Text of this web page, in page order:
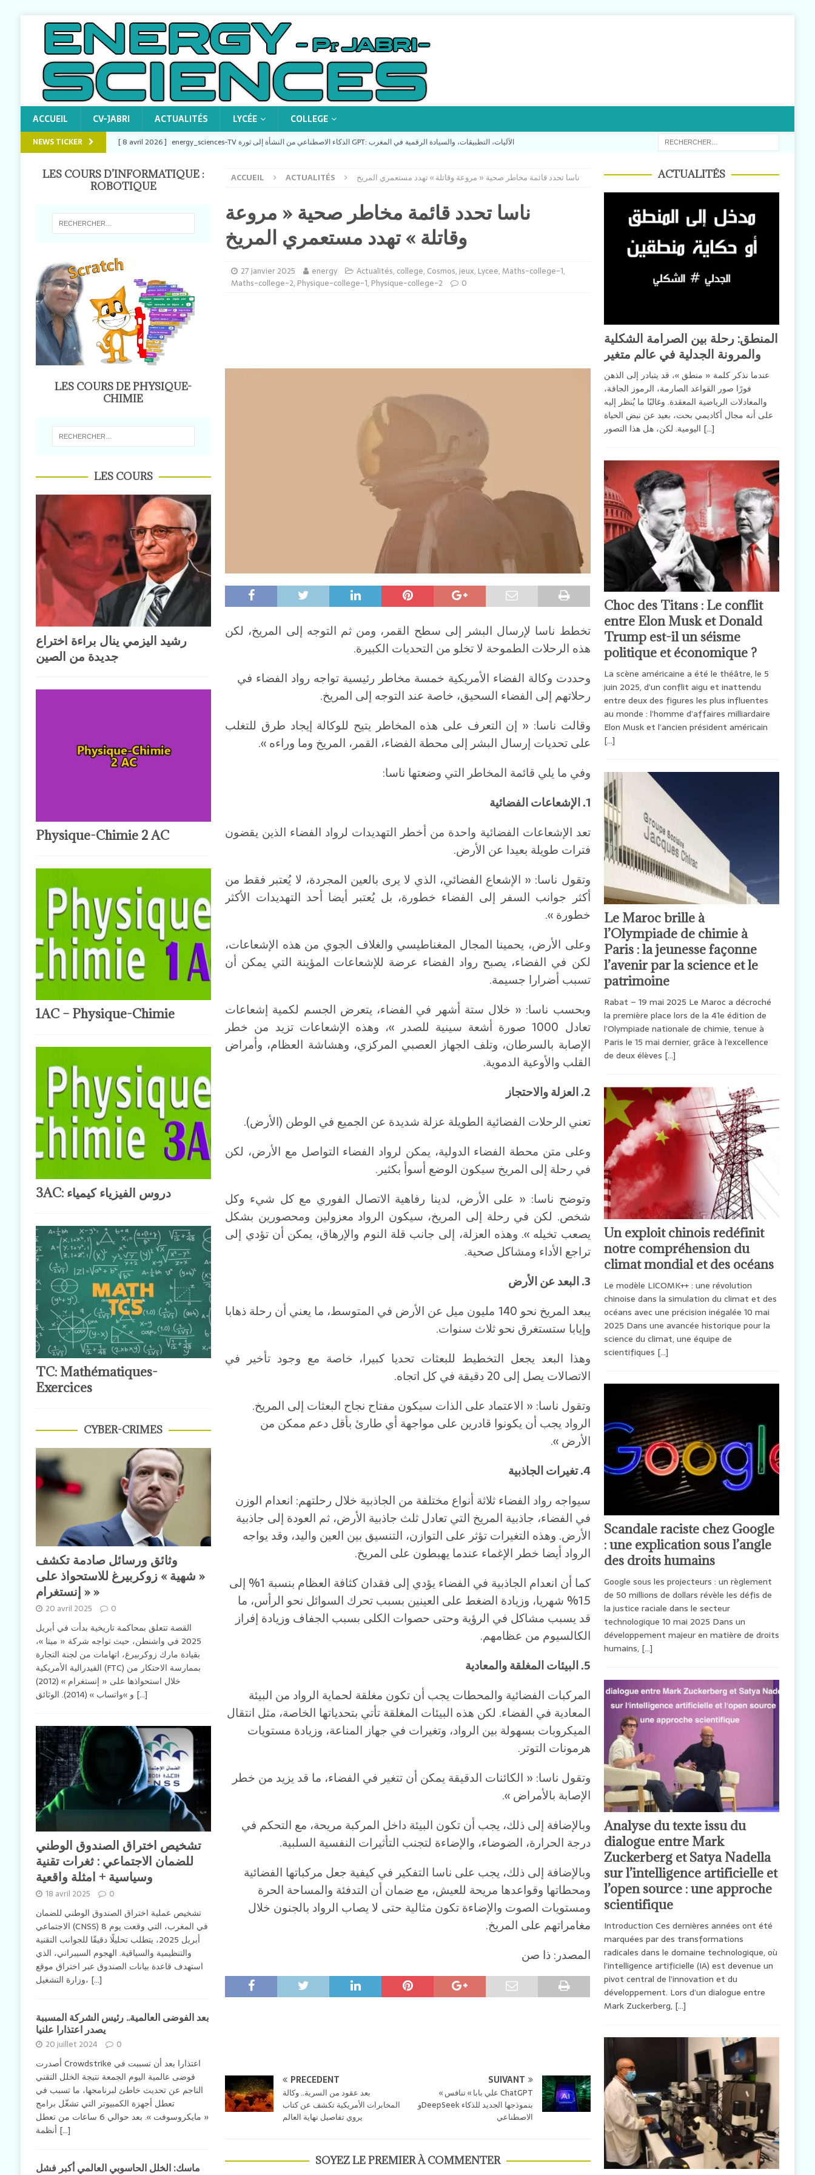
ACCUEIL CV-JABRI ACTUALITÉS LYCÉE COLLEGE
NEWS TICKER [ 8 avril 2026 ]
energy_sciences-TV الذكاء الاصطناعي من النشأة إلى ثورة GPT: الآليات، التطبيقات، والسيادة الرقمية في المغرب
[ 8 avril 2026 ]
energy_sciences-TV Comprendre l’IA : Des Neurones Biologiques aux Modèles GPT (Conférence au
energy_sciences-TV Écogeste : Quand des collégiens d’Oujda utilisent Python pour sauver la planète !
[ 22 février 2026 ]
energy_sciences-TV « ميثاق 2035: من أجل تعاقد اجتماعي جديد لتمكين الشباب وبناء مغرب السيادة الفكرية »
ENERGY_SCIENCES-TV
[ 22 mai 2026 ] energy_sciences-TV الفاعل الاجتماعي: « المايسترو » والجسر الرابط بين الرعاية الطبية والنجاة في الأزمات
الصحية بالمغرب
ENERGY_SCIENCES-TV
ACCUEIL ACTUALITÉS ناسا تحدد قائمة مخاطر صحية « مروعة وقاتلة » تهدد مستعمري المريخ
ناسا تحدد قائمة مخاطر صحية « مروعة
وقاتلة » تهدد مستعمري المريخ
27 janvier 2025 energy Actualités, college, Cosmos,jeux, Lycee,Maths-college-1,
Maths-college-2, Physique-college-1, Physique-college-2 0
تخطط ناسا لإرسال البشر إلى سطح القمر، ومن ثم التوجه إلى المريخ، لكن
هذه الرحلات الطموحة لا تخلو من التحديات الكبيرة.
وحددت وكالة الفضاء الأمريكية خمسة مخاطر رئيسية تواجه رواد الفضاء في
رحلاتهم إلى الفضاء السحيق، خاصة عند التوجه إلى المريخ.
وقالت ناسا: « إن التعرف على هذه المخاطر يتيح للوكالة إيجاد طرق للتغلب
على تحديات إرسال البشر إلى محطة الفضاء، القمر، المريخ وما وراءه ».
وفي ما يلي قائمة المخاطر التي وضعتها ناسا:
1. الإشعاعات الفضائية
تعد الإشعاعات الفضائية واحدة من أخطر التهديدات لرواد الفضاء الذين يقضون
فترات طويلة بعيدا عن الأرض.
وتقول ناسا: « الإشعاع الفضائي، الذي لا يرى بالعين المجردة، لا يُعتبر فقط من
أكثر جوانب السفر إلى الفضاء خطورة، بل يُعتبر أيضا أحد التهديدات الأكثر
خطورة ».
وعلى الأرض، يحمينا المجال المغناطيسي والغلاف الجوي من هذه الإشعاعات،
لكن في الفضاء، يصبح رواد الفضاء عرضة للإشعاعات المؤينة التي يمكن أن
تسبب أضرارا جسيمة.
وبحسب ناسا: « خلال ستة أشهر في الفضاء، يتعرض الجسم لكمية إشعاعات
تعادل 1000 صورة أشعة سينية للصدر »، وهذه الإشعاعات تزيد من خطر
الإصابة بالسرطان، وتلف الجهاز العصبي المركزي، وهشاشة العظام، وأمراض
القلب والأوعية الدموية.
2. العزلة والاحتجاز
تعني الرحلات الفضائية الطويلة عزلة شديدة عن الجميع في الوطن (الأرض).
وعلى متن محطة الفضاء الدولية، يمكن لرواد الفضاء التواصل مع الأرض، لكن
في رحلة إلى المريخ سيكون الوضع أسوأ بكثير.
وتوضح ناسا: « على الأرض، لدينا رفاهية الاتصال الفوري مع كل شيء وكل
شخص. لكن في رحلة إلى المريخ، سيكون الرواد معزولين ومحصورين بشكل
يصعب تخيله ». وهذه العزلة، إلى جانب قلة النوم والإرهاق، يمكن أن تؤدي إلى
تراجع الأداء ومشاكل صحية.
3. البعد عن الأرض
يبعد المريخ نحو 140 مليون ميل عن الأرض في المتوسط، ما يعني أن رحلة ذهابا
وإيابا ستستغرق نحو ثلاث سنوات.
وهذا البعد يجعل التخطيط للبعثات تحديا كبيرا، خاصة مع وجود تأخير في
الاتصالات يصل إلى 20 دقيقة في كل اتجاه.
وتقول ناسا: « الاعتماد على الذات سيكون مفتاح نجاح البعثات إلى المريخ.
الرواد يجب أن يكونوا قادرين على مواجهة أي طارئ بأقل دعم ممكن من
الأرض ».
4. تغيرات الجاذبية
سيواجه رواد الفضاء ثلاثة أنواع مختلفة من الجاذبية خلال رحلتهم: انعدام الوزن
في الفضاء، جاذبية المريخ التي تعادل ثلث جاذبية الأرض، ثم العودة إلى جاذبية
الأرض. وهذه التغيرات تؤثر على التوازن، التنسيق بين العين واليد، وقد يواجه
الرواد أيضا خطر الإغماء عندما يهبطون على المريخ.
كما أن انعدام الجاذبية في الفضاء يؤدي إلى فقدان كثافة العظام بنسبة 1% إلى
1.5% شهريا، وزيادة الضغط على العينين بسبب تحرك السوائل نحو الرأس، ما
قد يسبب مشاكل في الرؤية وحتى حصوات الكلى بسبب الجفاف وزيادة إفراز
الكالسيوم من عظامهم.
5. البيئات المغلقة والمعادية
المركبات الفضائية والمحطات يجب أن تكون مغلقة لحماية الرواد من البيئة
المعادية في الفضاء. لكن هذه البيئات المغلقة تأتي بتحدياتها الخاصة، مثل انتقال
الميكروبات بسهولة بين الرواد، وتغيرات في جهاز المناعة، وزيادة مستويات
هرمونات التوتر.
وتقول ناسا: « الكائنات الدقيقة يمكن أن تتغير في الفضاء، ما قد يزيد من خطر
الإصابة بالأمراض ».
وبالإضافة إلى ذلك، يجب أن تكون البيئة داخل المركبة مريحة، مع التحكم في
درجة الحرارة، الضوضاء، والإضاءة لتجنب التأثيرات النفسية السلبية.
وبالإضافة إلى ذلك، يجب على ناسا التفكير في كيفية جعل مركباتها الفضائية
ومحطاتها وقواعدها مريحة للعيش، مع ضمان أن التدفئة والمساحة الحرة
ومستويات الصوت والإضاءة تكون مثالية حتى لا يصاب الرواد بالجنون خلال
مغامراتهم على المريخ.
المصدر: ذا صن
PRÉCÉDENT
بعد عقود من السرية.. وكالة
المخابرات الأمريكية تكشف عن كتاب
يروي تفاصيل نهاية العالم
SUIVANT
« علي بابا » تنافس ChatGPT
وDeepSeek بنموذجها الجديد للذكاء
الاصطناعي
SOYEZ LE PREMIER À COMMENTER
LES COURS D’INFORMATIQUE :
ROBOTIQUE
LES COURS DE PHYSIQUE-
CHIMIE
LES COURS
رشيد اليزمي ينال براءة اختراع
جديدة من الصين
Physique-Chimie 2 AC
1AC – Physique-Chimie
3AC: دروس الفيزياء كيمياء
TC: Mathématiques-
Exercices
CYBER-CRIMES
وثائق ورسائل صادمة تكشف
« شهية » زوكربيرغ للاستحواذ على
« إنستغرام »
20 avril 2025 0
القصة تتعلق بمحاكمة تاريخية بدأت في أبريل
2025 في واشنطن، حيث تواجه شركة « ميتا »،
بقيادة مارك زوكربيرغ، اتهامات من لجنة التجارة
الفيدرالية الأمريكية (FTC) بممارسة الاحتكار من
خلال استحواذها على « إنستغرام » (2012)
[...]
تشخيص اختراق الصندوق الوطني
للضمان الاجتماعي : ثغرات تقنية
وسياسية + امثلة واقعية
18 avril 2025 0
تشخيص عملية اختراق الصندوق الوطني للضمان
الاجتماعي (CNSS) في المغرب، التي وقعت يوم 8
أبريل 2025، يتطلب تحليلًا دقيقًا للجوانب التقنية
والتنظيمية والسياقية. الهجوم السيبراني، الذي
استهدف قاعدة بيانات الصندوق عبر اختراق موقع
وزارة التشغيل، [...]
بعد الفوضى العالمية.. رئيس الشركة المسببة
يصدر اعتذارا علنيا
20 juillet 2024 0
أصدرت Crowdstrike اعتذارا بعد أن تسببت في
فوضى عالمية اليوم الجمعة نتيجة الخلل التقني
الناجم عن تحديث خاطئ لبرنامجها، ما تسبب في
تعطل أجهزة الكمبيوتر التي تشغّل برامج
« مايكروسوفت ». بعد حوالي 6 ساعات من تعطل
[...]
ماسك: الخلل الحاسوبي العالمي أكبر فشل
ACTUALITÉS
المنطق: رحلة بين الصرامة الشكلية
والمرونة الجدلية في عالم متغير
عندما نذكر كلمة « منطق »، قد يتبادر إلى الذهن
فورًا صور القواعد الصارمة، الرموز الجافة،
والمعادلات الرياضية المعقدة. وغالبًا ما يُنظر إليه
على أنه مجال أكاديمي بحت، بعيد عن نبض الحياة
[…]
Choc des Titans : Le conflit
entre Elon Musk et Donald
Trump est-il un séisme
politique et économique ?
La scène américaine a été le théâtre, le 5
juin 2025, d’un conflit aigu et inattendu
entre deux des figures les plus influentes
au monde : l’homme d’affaires milliardaire
Elon Musk et l’ancien président américain
[…]
Le Maroc brille à
l’Olympiade de chimie à
Paris : la jeunesse façonne
l’avenir par la science et le
patrimoine
Rabat – 19 mai 2025 Le Maroc a décroché
la première place lors de la 41e édition de
l’Olympiade nationale de chimie, tenue à
Paris le 15 mai dernier, grâce à l’excellence
de deux élèves […]
Un exploit chinois redéfinit
notre compréhension du
climat mondial et des océans
Le modèle LICOMK++ : une révolution
chinoise dans la simulation du climat et des
océans avec une précision inégalée 10 mai
2025 Dans une avancée historique pour la
science du climat, une équipe de
scientifiques […]
Scandale raciste chez Google
: une explication sous l’angle
des droits humains
Google sous les projecteurs : un règlement
de 50 millions de dollars révèle les défis de
la justice raciale dans le secteur
technologique 10 mai 2025 Dans un
développement majeur en matière de droits
humains, […]
Analyse du texte issu du
dialogue entre Mark
Zuckerberg et Satya Nadella
sur l’intelligence artificielle et
l’open source : une approche
scientifique
Introduction Ces dernières années ont été
marquées par des transformations
radicales dans le domaine technologique, où
l’intelligence artificielle (IA) est devenue un
pivot central de l’innovation et du
développement. Lors d’un dialogue entre
Mark Zuckerberg, […]